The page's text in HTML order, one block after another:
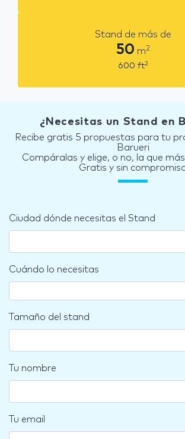
Stand de más de
50 m2
600 ft2
¿Necesitas un Stand en
Recibe gratis 5 propuestas para tu
Barueri
Compáralas y elige, o no, la que
Gratis y sin
Ciudad dónde necesitas el Stand
Cuándo lo necesitas
Tamaño del stand
Tu nombre
Tu email